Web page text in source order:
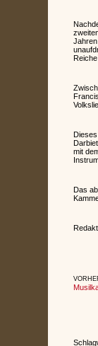
mit
Das